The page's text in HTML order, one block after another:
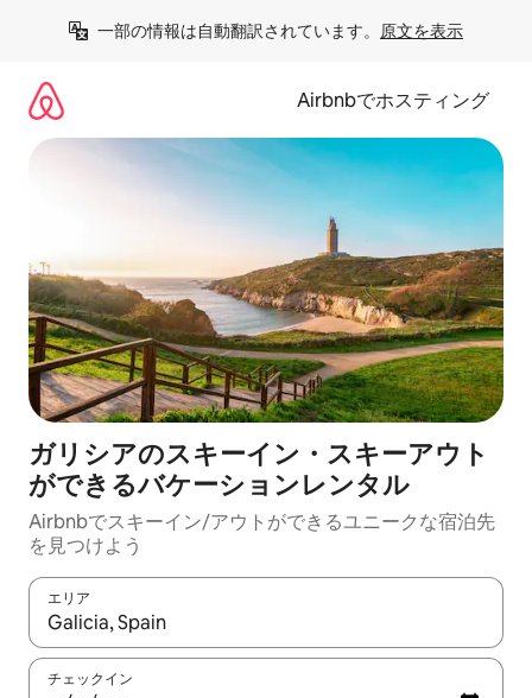
一部の情報は自動翻訳されています。 原文を表示
Airbnbでホスティング
ガリシアのスキーイン・スキーアウト
ができるバケーションレンタル
Airbnbでスキーイン/アウトができるユニークな宿泊先
を見つけよう
エリア
検索結果が表示されたら、上下の矢印キーを使って移動するか
チェックイン